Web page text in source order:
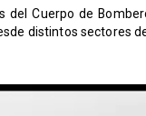
del Cuerpo de
distintos sectores